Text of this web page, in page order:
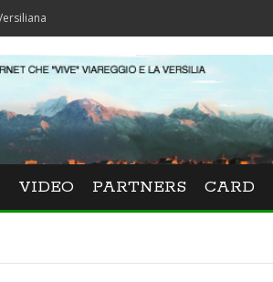
VIDEO PARTNERS CARD